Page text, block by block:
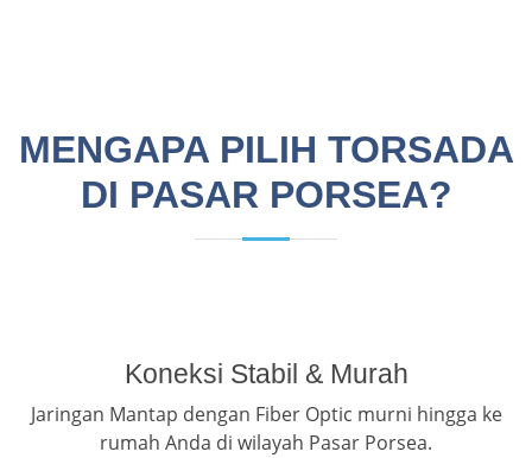
MENGAPA PILIH TORSADA
DI PASAR PORSEA?
Koneksi Stabil & Murah
Jaringan Mantap dengan Fiber Optic murni hingga ke
rumah Anda di wilayah Pasar Porsea.